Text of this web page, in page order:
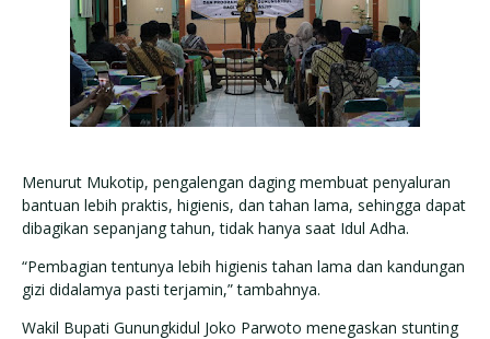
Menurut Mukotip, pengalengan daging membuat penyaluran
bantuan lebih praktis, higienis, dan tahan lama, sehingga dapat
dibagikan sepanjang tahun, tidak hanya saat Idul Adha.
“Pembagian tentunya lebih higienis tahan lama dan kandungan
gizi didalamya pasti terjamin,” tambahnya.
Wakil Bupati Gunungkidul Joko Parwoto menegaskan stunting